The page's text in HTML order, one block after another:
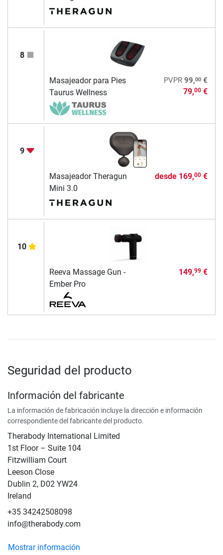
8
Masajeador para Pies
Taurus Wellness
PVPR 99,00€
79,00€
9
Masajeador Theragun
Mini 3.0
desde 169,00€
10
Reeva Massage Gun -
Ember Pro
149,99€
Seguridad del producto
Información del fabricante
La información de fabricación incluye la dirección e información
correspondiente del fabricante del producto.
Therabody International Limited
1st Floor – Suite 104
Fitzwilliam Court
Leeson Close
Dublin 2, D02 YW24
Ireland
+35 34242508098
info@therabody.com
Mostrar información